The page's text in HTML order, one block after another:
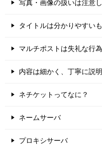
写真・画像の扱いは注意し
タイトルは分かりやすい
マルチポストは失礼な行為
内容は細かく、丁寧に説
ネチケットってなに？
ネームサーバ
プロキシサーバ